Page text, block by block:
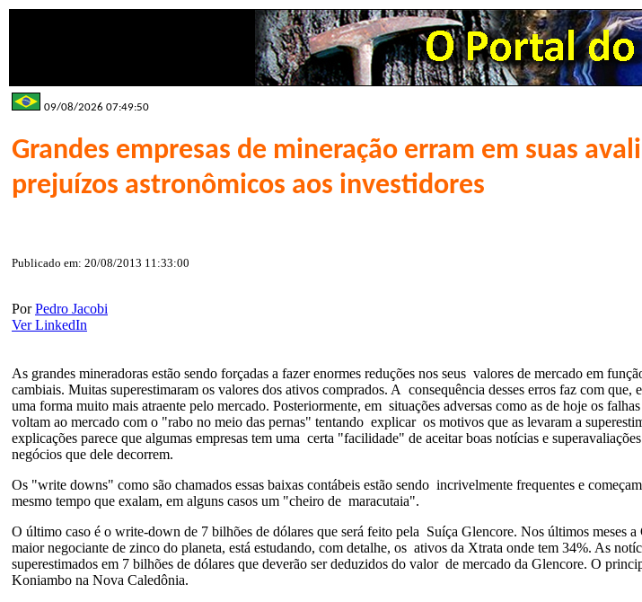
09/08/2026 07:49:50
Grandes empresas de mineração erram em suas
prejuízos astronômicos aos investidores
Publicado em: 20/08/2013 11:33:00
PorPedro Jacobi
Ver LinkedIn
As grandes mineradoras estão sendo forçadas a fazer enormes reduções nos seus valores de mercado em
cambiais. Muitas superestimaram os valores dos ativos comprados. A consequência desses erros faz com que,
uma forma muito mais atraente pelo mercado. Posteriormente, em situações adversas como as de hoje os
voltam ao mercado com o "rabo no meio das pernas" tentando explicar os motivos que as levaram a
explicações parece que algumas empresas tem uma certa "facilidade" de aceitar boas notícias e
negócios que dele decorrem.
Os "write downs" como são chamados essas baixas contábeis estão sendo incrivelmente frequentes e
mesmo tempo que exalam, em alguns casos um "cheiro de maracutaia".
O último caso é o write-down de 7 bilhões de dólares que será feito pela Suíça Glencore. Nos últimos meses
maior negociante de zinco do planeta, está estudando, com detalhe, os ativos da Xtrata onde tem 34%. As
superestimados em 7 bilhões de dólares que deverão ser deduzidos do valor de mercado da Glencore. O
Koniambo na Nova Caledônia.